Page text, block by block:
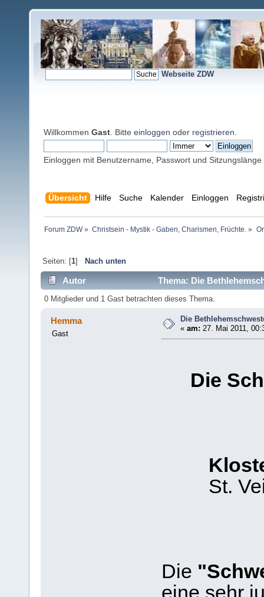
Webseite ZDW
Willkommen Gast . Bitte einloggen oder registrieren
Einloggen mit Benutzername, Passwort und Sitzungslänge
Übersicht Hilfe Suche Kalender Einloggen
Forum ZDW» Christsein - Mystik - Gaben, Charismen, Früchte. »
Seiten: [1] Nach unten
Autor Thema: Die
0 Mitglieder und 1 Gast betrachten dieses Thema.
Hemma
Gast
Die
«am: 27. Mai 2011,
Die
St.
Die